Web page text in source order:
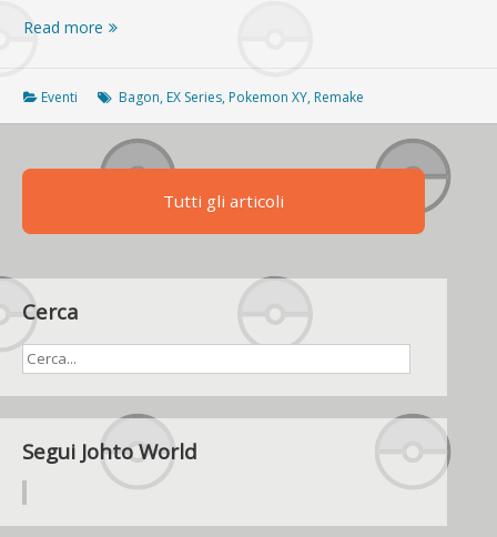
Read more Nintendo
il
sito
ora
Eventi Bagon, EX Series, Pokemon XY, Remake
Tutti gli articoli
Cerca
Segui Johto World